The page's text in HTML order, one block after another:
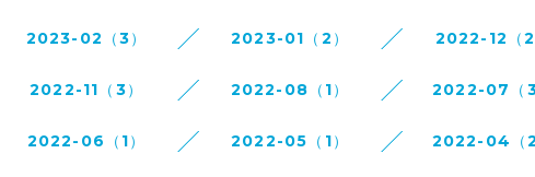
2023-02（3） 2023-01（2） 2022-12（2
2022-11（3） 2022-08（1） 2022-07（3
2022-06（1） 2022-05（1） 2022-04（2